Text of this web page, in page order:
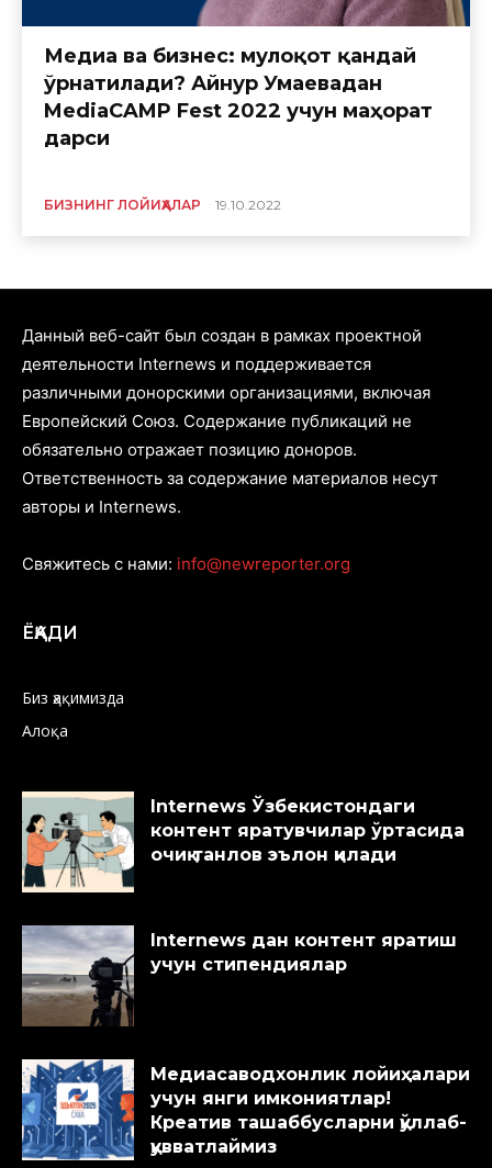
Медиа ва бизнес: мулоқот қандай
ўрнатилади? Айнур Умаевадан
MediaCAMP Fest 2022 учун маҳорат
дарси
БИЗНИНГ ЛОЙИҲАЛАР 19.10.2022
Данный веб-сайт был создан в рамках проектной
деятельности Internews и поддерживается
различными донорскими организациями, включая
Европейский Союз. Содержание публикаций не
обязательно отражает позицию доноров.
Ответственность за содержание материалов несут
авторы и Internews.
Свяжитесь с нами: info@newreporter.org
ЁҚАДИ
Биз ҳақимизда
Алоқа
Internews Ўзбекистондаги
контент яратувчилар ўртасида
очиқ танлов эълон қилади
Internews дан контент яратиш
учун стипендиялар
Медиасаводхонлик лойиҳалари
учун янги имкониятлар!
Креатив ташаббусларни қўллаб-
қувватлаймиз